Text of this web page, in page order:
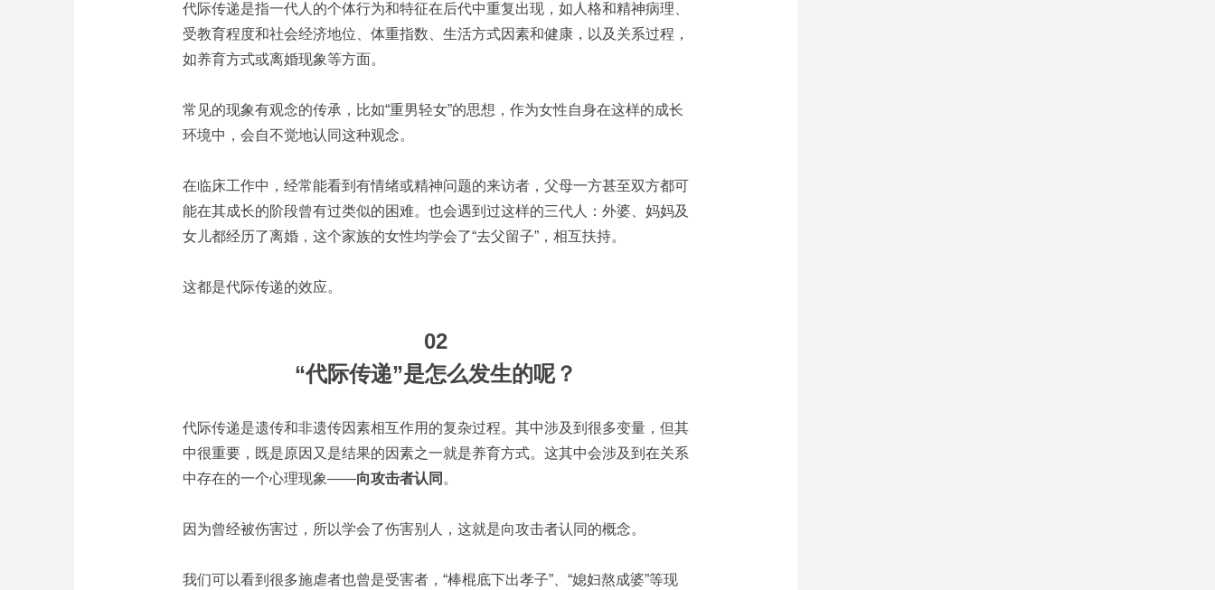
代际传递是指一代人的个体行为和特征在后代中重复出现，如人格和精神病理、
受教育程度和社会经济地位、体重指数、生活方式因素和健康，以及关系过程，
如养育方式或离婚现象等方面。
常见的现象有观念的传承，比如“重男轻女”的思想，作为女性自身在这样的成长
环境中，会自不觉地认同这种观念。
在临床工作中，经常能看到有情绪或精神问题的来访者，父母一方甚至双方都可
能在其成长的阶段曾有过类似的困难。也会遇到过这样的三代人：外婆、妈妈及
女儿都经历了离婚，这个家族的女性均学会了“去父留子”，相互扶持。
这都是代际传递的效应。
02
“代际传递”是怎么发生的呢？
代际传递是遗传和非遗传因素相互作用的复杂过程。其中涉及到很多变量，但其
中很重要，既是原因又是结果的因素之一就是养育方式。这其中会涉及到在关系
中存在的一个心理现象——向攻击者认同 。
因为曾经被伤害过，所以学会了伤害别人，这就是向攻击者认同的概念。
我们可以看到很多施虐者也曾是受害者，“棒棍底下出孝子”、“媳妇熬成婆”等现